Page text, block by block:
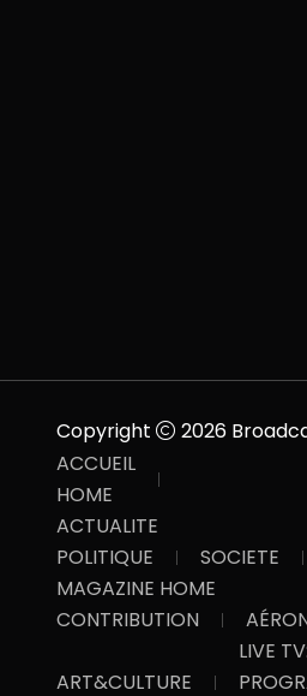
Copyright
2026
ACCUEIL
HOME
ACTUALITE
POLITIQUE
SOCIETE
MAGAZINE HOME
CONTRIBUTION
ART&CULTURE
LIVE